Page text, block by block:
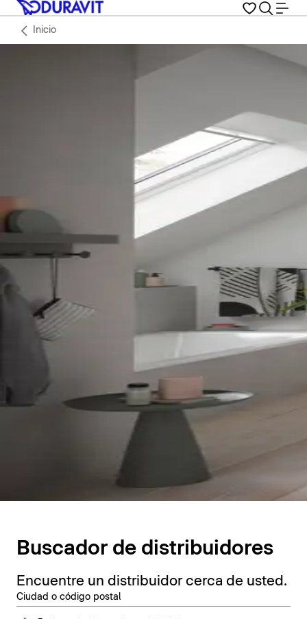
Inicio
Buscador de distribuidores
Encuentre un distribuidor cerca de usted.
Ciudad o código postal